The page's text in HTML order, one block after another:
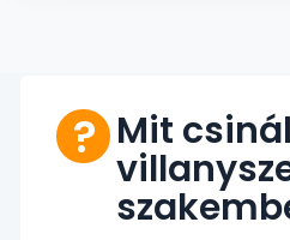
Mit